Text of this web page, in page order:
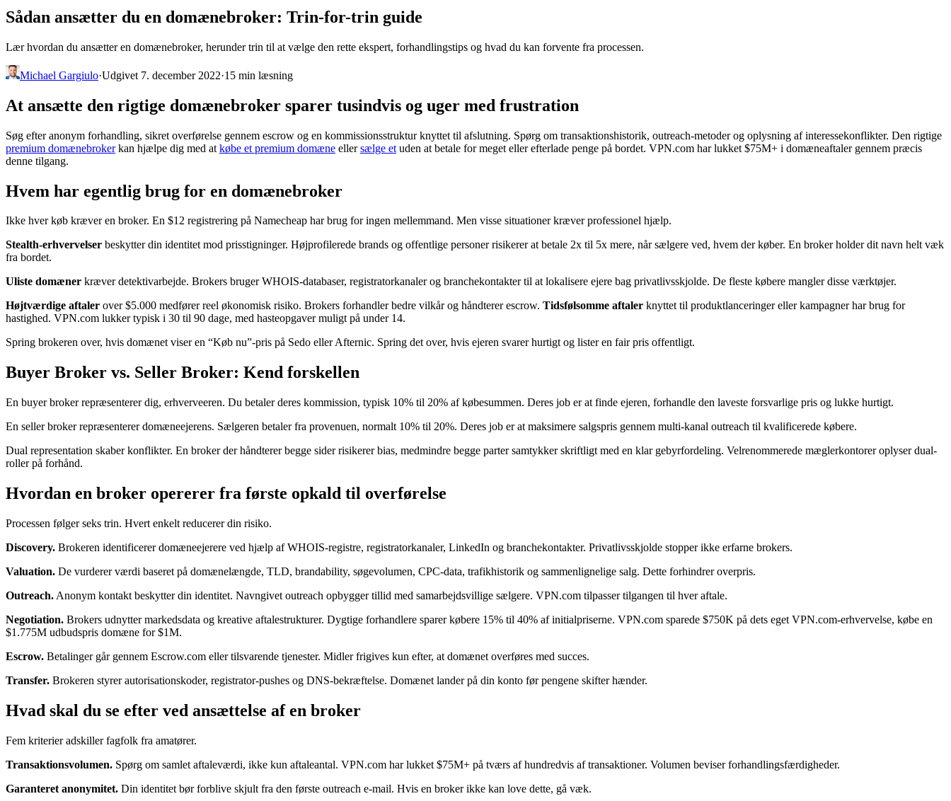
Sådan ansætter du en domænebroker: Trin-for-trin guide
Lær hvordan du ansætter en domænebroker, herunder trin til at vælge den rette ekspert, forhandlingstips og hvad du kan forvente fra processen.
Michael Gargiulo·Udgivet 7. december 2022·15 min læsning
At ansætte den rigtige domænebroker sparer tusindvis og uger med frustration
Søg efter anonym forhandling, sikret overførelse gennem escrow og en kommissionsstruktur knyttet til afslutning. Spørg om transaktionshistorik, outreach-metoder og oplysning af interessekonflikter. Den rigtige
premium domænebrokerkan hjælpe dig med at købe et premium domæne ellersælge et uden at betale for meget eller efterlade penge på bordet. VPN.com har lukket $75M+ i domæneaftaler gennem præcis
denne tilgang.
Hvem har egentlig brug for en domænebroker
Ikke hver køb kræver en broker. En $12 registrering på Namecheap har brug for ingen mellemmand. Men visse situationer kræver professionel hjælp.
Stealth-erhvervelser beskytter din identitet mod prisstigninger. Højprofilerede brands og offentlige personer risikerer at betale 2x til 5x mere, når sælgere ved, hvem der køber. En broker holder dit navn helt væk
fra bordet.
Uliste domæner kræver detektivarbejde. Brokers bruger WHOIS-databaser, registratorkanaler og branchekontakter til at lokalisere ejere bag privatlivsskjolde. De fleste købere mangler disse værktøjer.
Højtværdige aftaler over $5.000 medfører reel økonomisk risiko. Brokers forhandler bedre vilkår og håndterer escrow. Tidsfølsomme aftaler knyttet til produktlanceringer eller kampagner har brug for
hastighed. VPN.com lukker typisk i 30 til 90 dage, med hasteopgaver muligt på under 14.
Spring brokeren over, hvis domænet viser en “Køb nu”-pris på Sedo eller Afternic. Spring det over, hvis ejeren svarer hurtigt og lister en fair pris offentligt.
Buyer Broker vs. Seller Broker: Kend forskellen
En buyer broker repræsenterer dig, erhverveeren. Du betaler deres kommission, typisk 10% til 20% af købesummen. Deres job er at finde ejeren, forhandle den laveste forsvarlige pris og lukke hurtigt.
En seller broker repræsenterer domæneejerens. Sælgeren betaler fra provenuen, normalt 10% til 20%. Deres job er at maksimere salgspris gennem multi-kanal outreach til kvalificerede købere.
Dual representation skaber konflikter. En broker der håndterer begge sider risikerer bias, medmindre begge parter samtykker skriftligt med en klar gebyrfordeling. Velrenommerede mæglerkontorer oplyser dual-
roller på forhånd.
Hvordan en broker opererer fra første opkald til overførelse
Processen følger seks trin. Hvert enkelt reducerer din risiko.
Discovery. Brokeren identificerer domæneejerere ved hjælp af WHOIS-registre, registratorkanaler, LinkedIn og branchekontakter. Privatlivsskjolde stopper ikke erfarne brokers.
Valuation. De vurderer værdi baseret på domænelængde, TLD, brandability, søgevolumen, CPC-data, trafikhistorik og sammenlignelige salg. Dette forhindrer overpris.
Outreach. Anonym kontakt beskytter din identitet. Navngivet outreach opbygger tillid med samarbejdsvillige sælgere. VPN.com tilpasser tilgangen til hver aftale.
Negotiation. Brokers udnytter markedsdata og kreative aftalestrukturer. Dygtige forhandlere sparer købere 15% til 40% af initialpriserne. VPN.com sparede $750K på dets eget VPN.com-erhvervelse, købe en
$1.775M udbudspris domæne for $1M.
Escrow. Betalinger går gennem Escrow.com eller tilsvarende tjenester. Midler frigives kun efter, at domænet overføres med succes.
Transfer. Brokeren styrer autorisationskoder, registrator-pushes og DNS-bekræftelse. Domænet lander på din konto før pengene skifter hænder.
Hvad skal du se efter ved ansættelse af en broker
Fem kriterier adskiller fagfolk fra amatører.
Transaktionsvolumen. Spørg om samlet aftaleværdi, ikke kun aftaleantal. VPN.com har lukket $75M+ på tværs af hundredvis af transaktioner. Volumen beviser forhandlingsfærdigheder.
Garanteret anonymitet. Din identitet bør forblive skjult fra den første outreach e-mail. Hvis en broker ikke kan love dette, gå væk.